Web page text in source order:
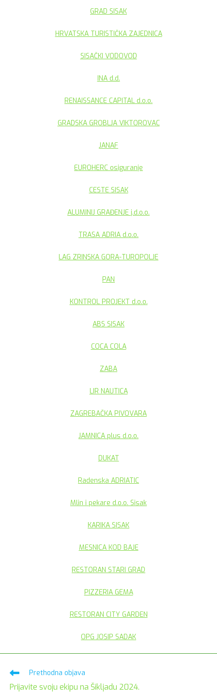
GRAD SISAK
HRVATSKA TURISTIČKA ZAJEDNICA
SISAČKI VODOVOD
INA d.d.
RENAISSANCE CAPITAL d.o.o.
GRADSKA GROBLJA VIKTOROVAC
JANAF
EUROHERC osiguranje
CESTE SISAK
ALUMINIJ GRAĐENJE j.d.o.o.
TRASA ADRIA d.o.o.
LAG ZRINSKA GORA-TUROPOLJE
PAN
KONTROL PROJEKT d.o.o.
ABS SISAK
COCA COLA
ZABA
LIR NAUTICA
ZAGREBAČKA PIVOVARA
JAMNICA plus d.o.o.
DUKAT
Radenska ADRIATIC
Mlin i pekare d.o.o. Sisak
KARIKA SISAK
MESNICA KOD BAJE
RESTORAN STARI GRAD
PIZZERIA GEMA
RESTORAN CITY GARDEN
OPG JOSIP SADAK
Pročitaj
članaka
Prethodna objava
Prijavite svoju ekipu na Šikljadu 2024.